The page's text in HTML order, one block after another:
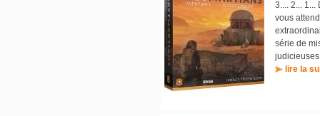
3.... 2...
vous
série de
lire la